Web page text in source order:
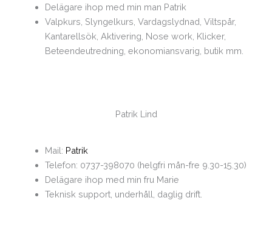
Delägare ihop med min man Patrik
Valpkurs, Slyngelkurs, Vardagslydnad, Viltspår,
Kantarellsök, Aktivering, Nose work, Klicker,
Beteendeutredning, ekonomiansvarig, butik mm.
Patrik Lind
Mail: Patrik
Telefon: 0737-398070 (helgfri mån-fre 9.30-15.30)
Delägare ihop med min fru Marie
Teknisk support, underhåll, daglig drift.